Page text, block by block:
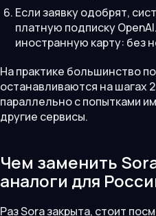
Если заявку одобрят,
платную подписку
иностранную карту: без
На практике большинство
останавливаются на шагах
параллельно с попытками
другие сервисы.
Чем заменить
аналоги для
Раз Sora закрыта, стоит